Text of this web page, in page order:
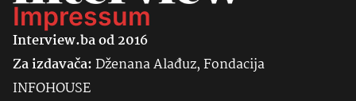
Impressum
Interview.ba od 2016
Za izdavača:Dženana Alađuz, Fondacija
INFOHOUSE